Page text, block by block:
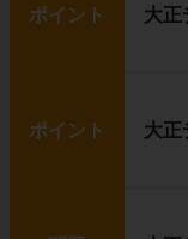
ポイント 大正
ポイント 大正